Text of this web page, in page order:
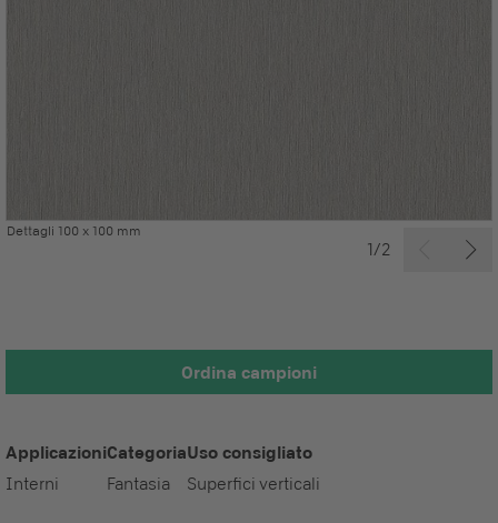
Dettagli 100 x 100 mm
1/2
Ordina campioni
Applicazioni
Interni
Categoria
Fantasia
Uso consigliato
Superfici verticali